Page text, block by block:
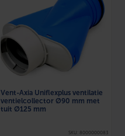
Vent-Axia Uniflexplus ventilatie
ventielcollector Ø90 mm met
tuit Ø125 mm
SKU: 8000000083